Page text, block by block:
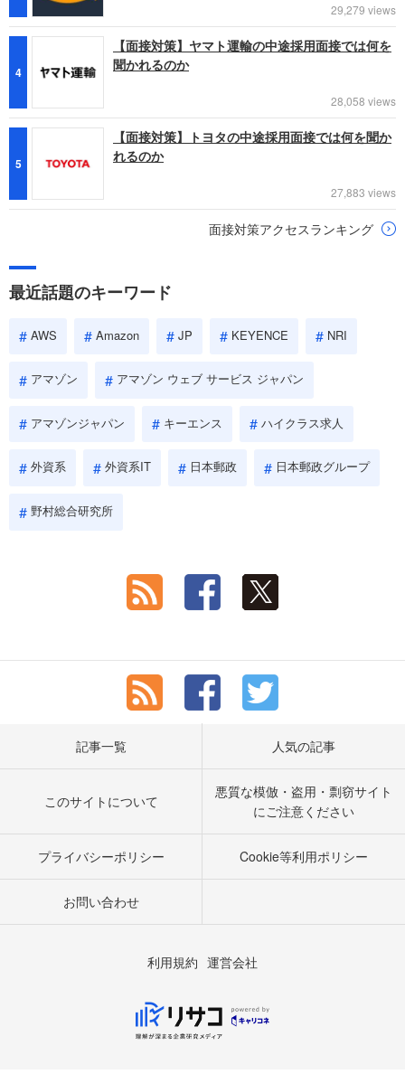
29,279 views
4
【面接対策】ヤマト運輸の中途採用面接では何を
聞かれるのか
28,058 views
5
【面接対策】トヨタの中途採用面接では何を聞か
れるのか
27,883 views
面接対策アクセスランキング
最近話題のキーワード
AWS Amazon JP KEYENCE NRI
アマゾン アマゾン ウェブ サービス ジャパン
アマゾンジャパン キーエンス ハイクラス求人
外資系 外資系IT 日本郵政 日本郵政グループ
野村総合研究所
記事一覧 人気の記事
このサイトについて
悪質な模倣・盗用・剽窃サイト
にご注意ください
プライバシーポリシー Cookie等利用ポリシー
お問い合わせ
利用規約 運営会社